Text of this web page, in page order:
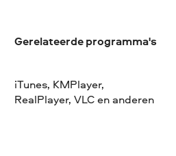
Gerelateerde programma's
iTunes, KMPlayer,
RealPlayer, VLC en anderen